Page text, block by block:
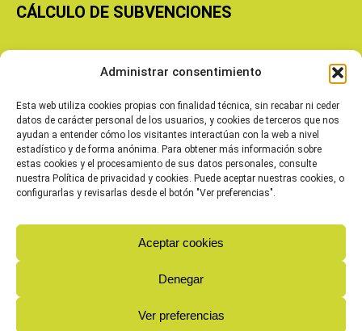
Administrar consentimiento
Esta web utiliza cookies propias con finalidad técnica, sin recabar ni ceder
datos de carácter personal de los usuarios, y cookies de terceros que nos
ayudan a entender cómo los visitantes interactúan con la web a nivel
estadístico y de forma anónima. Para obtener más información sobre
estas cookies y el procesamiento de sus datos personales, consulte
nuestra Política de privacidad y cookies. Puede aceptar nuestras cookies, o
configurarlas y revisarlas desde el botón "Ver preferencias".
Aceptar cookies
Denegar
Ver preferencias
CÁLCULO DE SUBVENCIONES